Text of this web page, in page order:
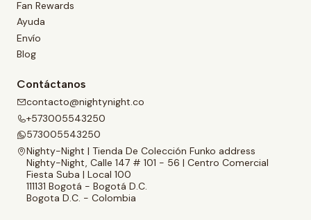
Fan Rewards
Ayuda
Envío
Blog
Contáctanos
contacto@nightynight.co
+573005543250
573005543250
Nighty-Night | Tienda De Colección Funko address
Nighty-Night, Calle 147 # 101 - 56 | Centro Comercial
Fiesta Suba | Local 100
111131 Bogotá - Bogotá D.C.
Bogota D.C. - Colombia